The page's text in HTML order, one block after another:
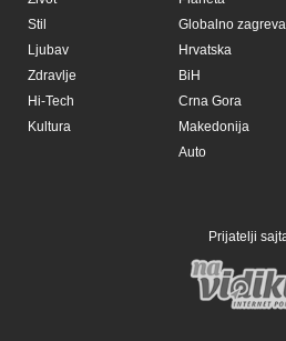
Stil
Ljubav
Zdravlje
Hi-Tech
Kultura
Globalno
Hrvatska
BiH
Crna Gora
Makedonija
Auto
Prijatelji